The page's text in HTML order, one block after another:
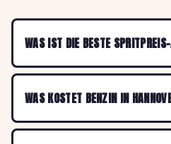
WAS IST DIE BESTE
WAS KOSTET BENZIN IN